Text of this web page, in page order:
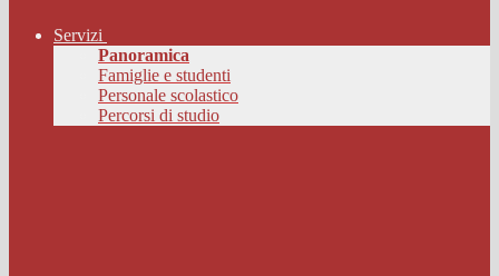
Servizi
Panoramica
Famiglie e studenti
Personale scolastico
Percorsi di studio